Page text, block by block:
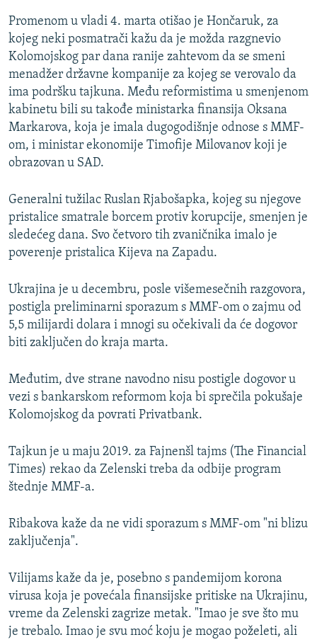
Promenom u vladi 4. marta otišao je Hončaruk, za
kojeg neki posmatrači kažu da je možda razgnevio
Kolomojskog par dana ranije zahtevom da se smeni
menadžer državne kompanije za kojeg se verovalo da
ima podršku tajkuna. Među reformistima u smenjenom
kabinetu bili su takođe ministarka finansija Oksana
Markarova, koja je imala dugogodišnje odnose s MMF-
om, i ministar ekonomije Timofije Milovanov koji je
obrazovan u SAD.
Generalni tužilac Ruslan Rjabošapka, kojeg su njegove
pristalice smatrale borcem protiv korupcije, smenjen je
sledećeg dana. Svo četvoro tih zvaničnika imalo je
poverenje pristalica Kijeva na Zapadu.
Ukrajina je u decembru, posle višemesečnih razgovora,
postigla preliminarni sporazum s MMF-om o zajmu od
5,5 milijardi dolara i mnogi su očekivali da će dogovor
biti zaključen do kraja marta.
Međutim, dve strane navodno nisu postigle dogovor u
vezi s bankarskom reformom koja bi sprečila pokušaje
Kolomojskog da povrati Privatbank.
Tajkun je u maju 2019. za Fajnenšl tajms (The Financial
Times) rekao da Zelenski treba da odbije program
štednje MMF-a.
Ribakova kaže da ne vidi sporazum s MMF-om "ni blizu
zaključenja".
Vilijams kaže da je, posebno s pandemijom korona
virusa koja je povećala finansijske pritiske na Ukrajinu,
vreme da Zelenski zagrize metak. "Imao je sve što mu
je trebalo. Imao je svu moć koju je mogao poželeti, ali